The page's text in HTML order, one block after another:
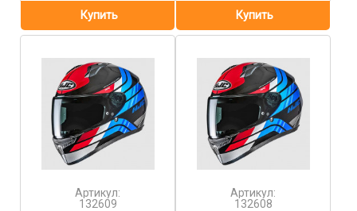
Артикул:
132609
Артикул:
132608